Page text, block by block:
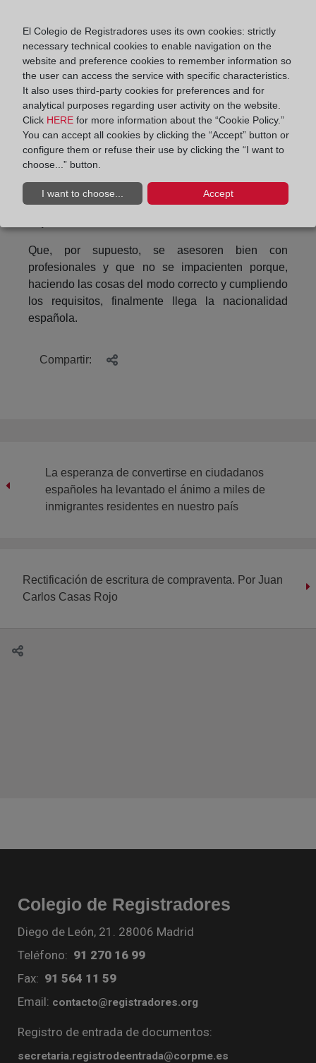
hasta el año 2015, ¿sirve de estímulo para usted
su doble nacionalidad?
No, como decía, a día de hoy estoy centrado en mi
equipo, me siento feliz en Valencia. Creo que tener
la doble nacionalidad es bueno para mí y también
para el club, pero ahora no pienso en si eso
revaloriza o no un posible traspaso en el futuro.
¿Qué mensaje les daría a todos los ciudadanos
de otros países que están inmersos en el
proceso de obtención de nacionalidad
Que, por supuesto, se asesoren bien con
profesionales y que no se impacienten porque,
haciendo las cosas del modo correcto y cumpliendo
los requisitos, finalmente llega la nacionalidad
española.
Compartir:
La esperanza de convertirse en ciudadanos
españoles ha levantado el ánimo a miles de
inmigrantes residentes en nuestro país
Rectificación de escritura de compraventa. Por Juan
Carlos Casas Rojo
Colegio de Registradores
Diego de León, 21. 28006 Madrid
Teléfono: 91 270 16 99
Fax: 91 564 11 59
Email: contacto@registradores.org
Registro de entrada de documentos:
secretaria.registrodeentrada@corpme.es
El Colegio de Registradores uses its own cookies: strictly
necessary technical cookies to enable navigation on the
website and preference cookies to remember information so
the user can access the service with specific characteristics.
It also uses third-party cookies for preferences and for
analytical purposes regarding user activity on the website.
Click HERE for more information about the “Cookie Policy.”
You can accept all cookies by clicking the “Accept” button or
configure them or refuse their use by clicking the “I want to
choose...” button.
I want to choose... Accept